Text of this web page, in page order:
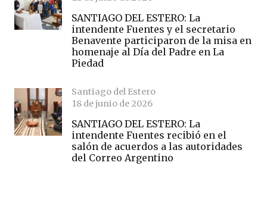
SANTIAGO DEL ESTERO: La
intendente Fuentes y el secretario
Benavente participaron de la misa en
homenaje al Día del Padre en La
Piedad
Santiago del Estero
18 de junio de 2026
SANTIAGO DEL ESTERO: La
intendente Fuentes recibió en el
salón de acuerdos a las autoridades
del Correo Argentino